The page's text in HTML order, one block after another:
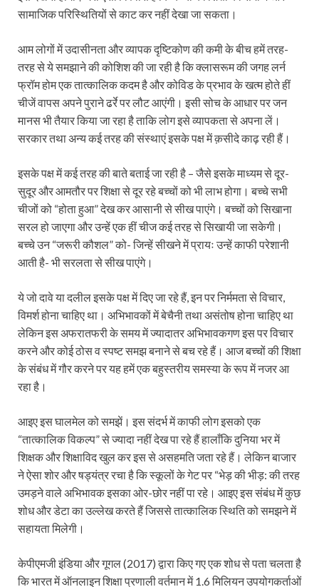
सामाजिक परिस्थितियों से काट कर नहीं देखा जा सकता।
आम लोगों में उदासीनता और व्यापक दृष्टिकोण की कमी के बीच हमें तरह-
तरह से ये समझाने की कोशिश की जा रही है कि क्लासरूम की जगह लर्न
फ्रॉम होम एक तात्कालिक कदम है और कोविड के प्रभाव के खत्म होते हीं
चीजें वापस अपने पुराने ढर्रे पर लौट आएंगी। इसी सोच के आधार पर जन
मानस भी तैयार किया जा रहा है ताकि लोग इसे व्यापकता से अपना लें।
सरकार तथा अन्य कई तरह की संस्थाएं इसके पक्ष में क़सीदे काढ़ रही हैं।
इसके पक्ष में कई तरह की बाते बताई जा रही है – जैसे इसके माध्यम से दूर-
सुदूर और आमतौर पर शिक्षा से दूर रहे बच्चों को भी लाभ होगा। बच्चे सभी
चीजों को “होता हुआ” देख कर आसानी से सीख पाएंगे। बच्चों को सिखाना
सरल हो जाएगा और उन्हें एक हीं चीज कई तरह से सिखायी जा सकेगी।
बच्चे उन “जरूरी कौशल” को- जिन्हें सीखने में प्रायः उन्हें काफी परेशानी
आती है- भी सरलता से सीख पाएंगे।
ये जो दावे या दलील इसके पक्ष में दिए जा रहे हैं, इन पर निर्ममता से विचार,
विमर्श होना चाहिए था। अभिभावकों में बेचैनी तथा असंतोष होना चाहिए था
लेकिन इस अफरातफरी के समय में ज्यादातर अभिभावकगण इस पर विचार
करने और कोई ठोस व स्पष्ट समझ बनाने से बच रहे हैं। आज बच्चों की शिक्षा
के संबंध में गौर करने पर यह हमें एक बहुस्तरीय समस्या के रूप में नजर आ
रहा है।
आइए इस घालमेल को समझें। इस संदर्भ में काफी लोग इसको एक
“तात्कालिक विकल्प” से ज्यादा नहीं देख पा रहे हैं हालाँकि दुनिया भर में
शिक्षक और शिक्षाविद खुल कर इस से असहमति जता रहे हैं। लेकिन बाजार
ने ऐसा शोर और षड्यंत्र रचा है कि स्कूलों के गेट पर “भेड़ की भीड़: की तरह
उमड़ने वाले अभिभावक इसका ओर-छोर नहीं पा रहे। आइए इस संबंध में कुछ
शोध और डेटा का उल्लेख करते हैं जिससे तात्कालिक स्थिति को समझने में
सहायता मिलेगी।
केपीएमजी इंडिया और गूगल (2017) द्वारा किए गए एक शोध से पता चलता है
कि भारत में ऑनलाइन शिक्षा प्रणाली वर्तमान में 1.6 मिलियन उपयोगकर्ताओं